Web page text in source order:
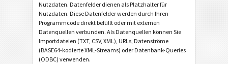
Nutzdaten. Datenfelder dienen als Platzhalter für
Nutzdaten. Diese Datenfelder werden durch Ihren
Programmcode direkt befüllt oder mit externen
Datenquellen verbunden. Als Datenquellen können Sie
Importdateien (TXT, CSV, XML), URLs, Datenströme
(BASE64-kodierte XML-Streams) oder Datenbank-Queries
(ODBC) verwenden.